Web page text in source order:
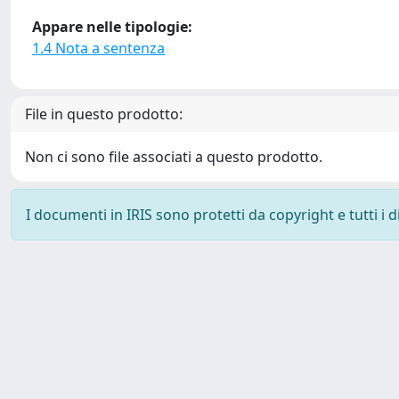
Appare nelle tipologie:
1.4 Nota a sentenza
File in questo prodotto:
Non ci sono file associati a questo prodotto.
I documenti in IRIS sono protetti da copyright e tutti i